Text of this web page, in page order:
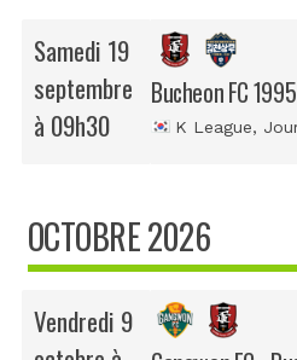
Samedi 19
septembre
à 09h30
Bucheon FC
K League,
OCTOBRE 2026
Vendredi 9